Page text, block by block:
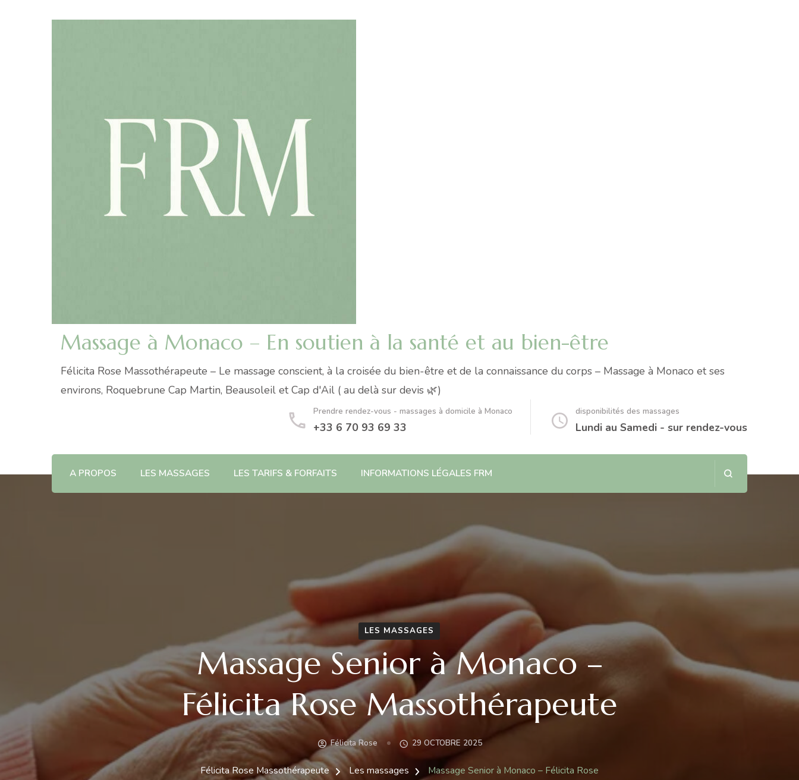
Massage à Monaco – En soutien à la santé et au bien-être
Félicita Rose Massothérapeute – Le massage conscient, à la croisée du bien-être et de la connaissance du corps – Massage à Monaco et ses
environs, Roquebrune Cap Martin, Beausoleil et Cap d'Ail ( au delà sur devis 🌿)
Prendre rendez-vous - massages à domicile à Monaco
+33 6 70 93 69 33
disponibilités des massages
Lundi au Samedi - sur rendez-vous
A PROPOS LES MASSAGES LES TARIFS & FORFAITS INFORMATIONS LÉGALES FRM
LES MASSAGES
Massage Senior à Monaco –
Félicita Rose Massothérapeute
Félicita Rose 29 OCTOBRE 2025
Félicita Rose Massothérapeute Les massages
Massage Senior à Monaco – Félicita Rose